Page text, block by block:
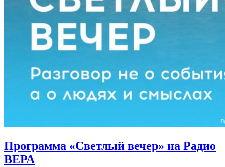
Программа «Светлый вечер» на Радио
ВЕРА